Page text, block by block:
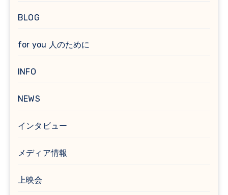
BLOG
for you 人のために
INFO
NEWS
インタビュー
メディア情報
上映会